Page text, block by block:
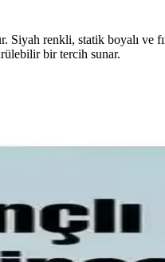
renkli, statik boyalı ve
bir tercih sunar.
uzun ömürleriyle çeşitli